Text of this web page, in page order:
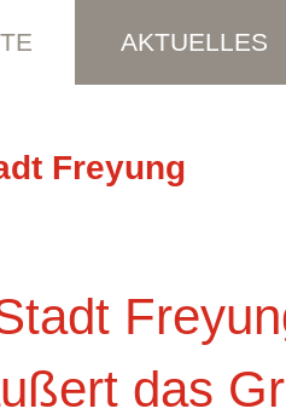
AKTUELLES
Freyung
das